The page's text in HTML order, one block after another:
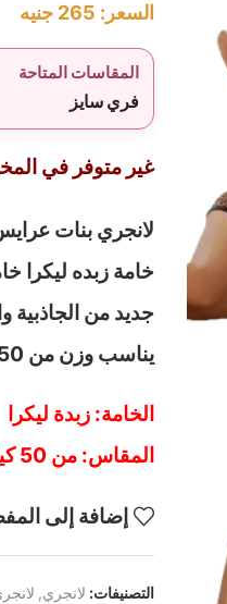
السعر: 265 جنيه
المقاسات المتاحة
فري سايز
غير متوفر في
لانجري بنات
خامة زبده ليكرا
جديد من الجاذبية
يناسب وزن من 50 كيلو وحتي 75 كيلو اطلبي الأن قبل نفاذ الكمية
الخامة: زبدة ليكرا
المقاس: من 50 كيلو – 75 كيلو
إضافة إلى
التصنيفات: لانجري,